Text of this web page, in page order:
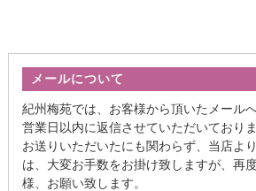
メールについて
紀州梅苑では、お客様から頂いたメール
営業日以内に返信させていただいており
お送りいただいたにも関わらず、当店よ
は、大変お手数をお掛け致しますが、再
様、お願い致します。